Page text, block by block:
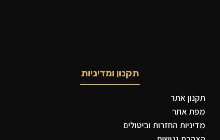
תקנון ומדיניות
תקנון אתר
מפת אתר
מדיניות החזרות וביטולים